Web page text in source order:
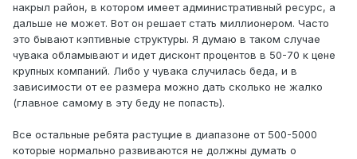
накрыл район, в котором имеет административный ресурс, а
дальше не может. Вот он решает стать миллионером. Часто
это бывают кэптивные структуры. Я думаю в таком случае
чувака обламывают и идет дисконт процентов в 50-70 к цене
крупных компаний. Либо у чувака случилась беда, и в
зависимости от ее размера можно дать сколько не жалко
(главное самому в эту беду не попасть).
Все остальные ребята растущие в диапазоне от 500-5000
которые нормально развиваются не должны думать о